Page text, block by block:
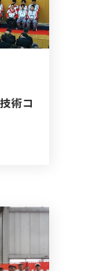
術コ